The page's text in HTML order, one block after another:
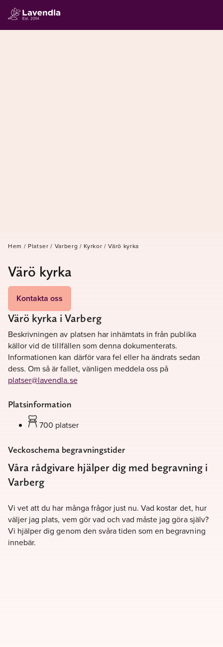
Hem / Platser / Varberg / Kyrkor / Värö kyrka
Värö kyrka
Kontakta oss
Värö kyrka i Varberg
Beskrivningen av platsen har inhämtats in från publika
källor vid de tillfällen som denna dokumenterats.
Informationen kan därför vara fel eller ha ändrats sedan
dess. Om så är fallet, vänligen meddela oss på
platser@lavendla.se
Platsinformation
700 platser
Veckoschema begravningstider
Våra rådgivare hjälper dig med begravning i
Varberg
Vi vet att du har många frågor just nu. Vad kostar det, hur
väljer jag plats, vem gör vad och vad måste jag göra själv?
Vi hjälper dig genom den svåra tiden som en begravning
innebär.